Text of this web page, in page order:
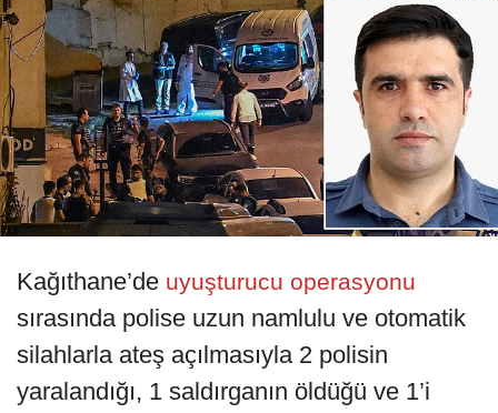
Kağıthane’de uyuşturucu operasyonu
sırasında polise uzun namlulu ve otomatik
silahlarla ateş açılmasıyla 2 polisin
yaralandığı, 1 saldırganın öldüğü ve 1’i